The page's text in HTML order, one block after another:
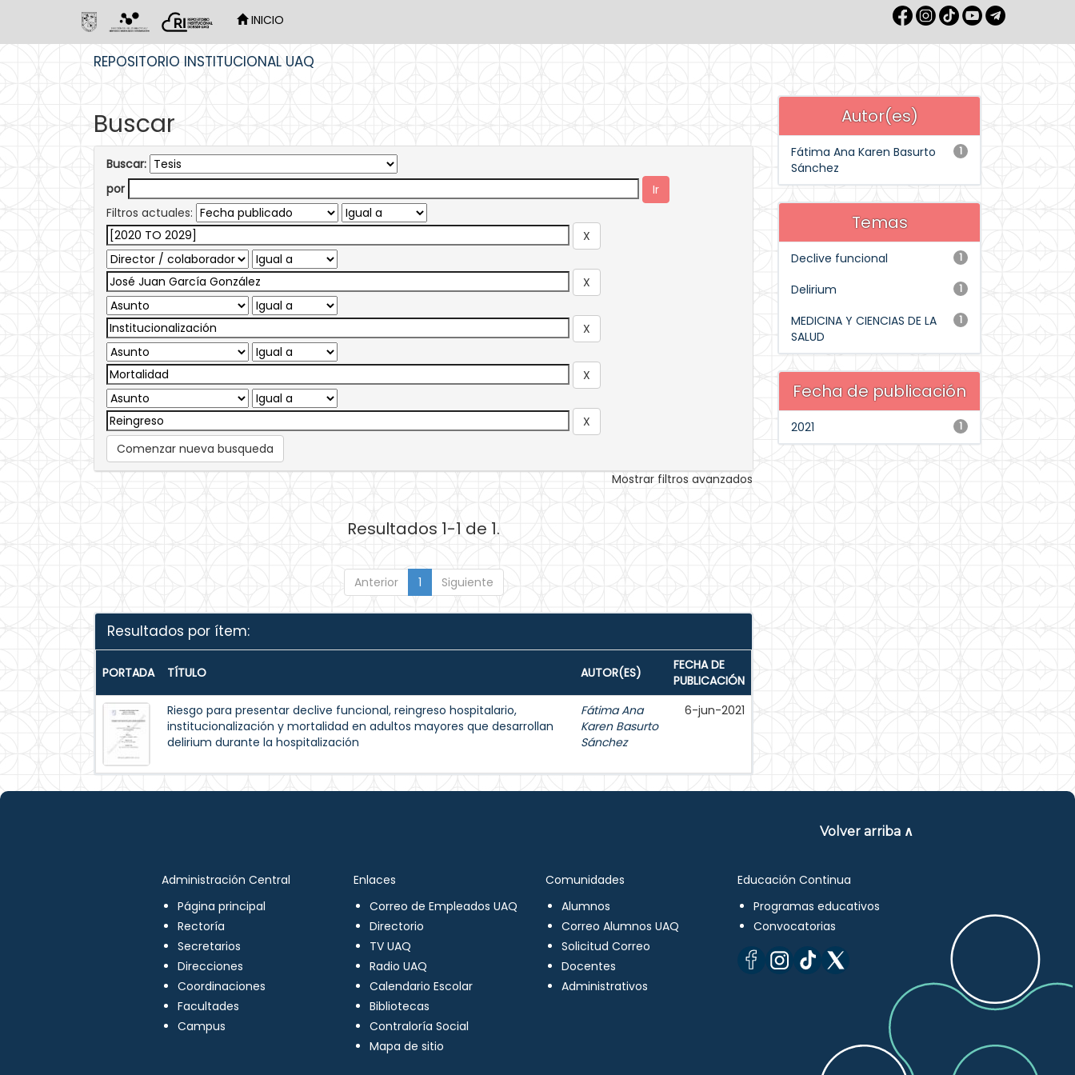
INICIO
REPOSITORIO INSTITUCIONAL UAQ
Buscar
Buscar:
por
Filtros actuales:
Comenzar nueva busqueda
Mostrar filtros avanzados
Resultados 1-1 de 1.
Anterior 1 Siguiente
Resultados por ítem:
PORTADA TÍTULO AUTOR(ES)
FECHA DE
PUBLICACIÓN
Riesgo para presentar declive funcional, reingreso hospitalario,
institucionalización y mortalidad en adultos mayores que desarrollan
delirium durante la hospitalización
Fátima Ana
Karen Basurto
Sánchez
6-jun-2021
Autor(es)
1
Fátima Ana Karen Basurto
Sánchez
Temas
1
Declive funcional
1
Delirium
1
MEDICINA Y CIENCIAS DE LA
SALUD
Fecha de publicación
1
2021
Volver arriba ∧
Administración Central
Página principal
Rectoría
Secretarios
Direcciones
Coordinaciones
Facultades
Campus
Enlaces
Correo de Empleados UAQ
Directorio
TV UAQ
Radio UAQ
Calendario Escolar
Bibliotecas
Contraloría Social
Mapa de sitio
Comunidades
Alumnos
Correo Alumnos UAQ
Solicitud Correo
Docentes
Administrativos
Educación Continua
Programas educativos
Convocatorias